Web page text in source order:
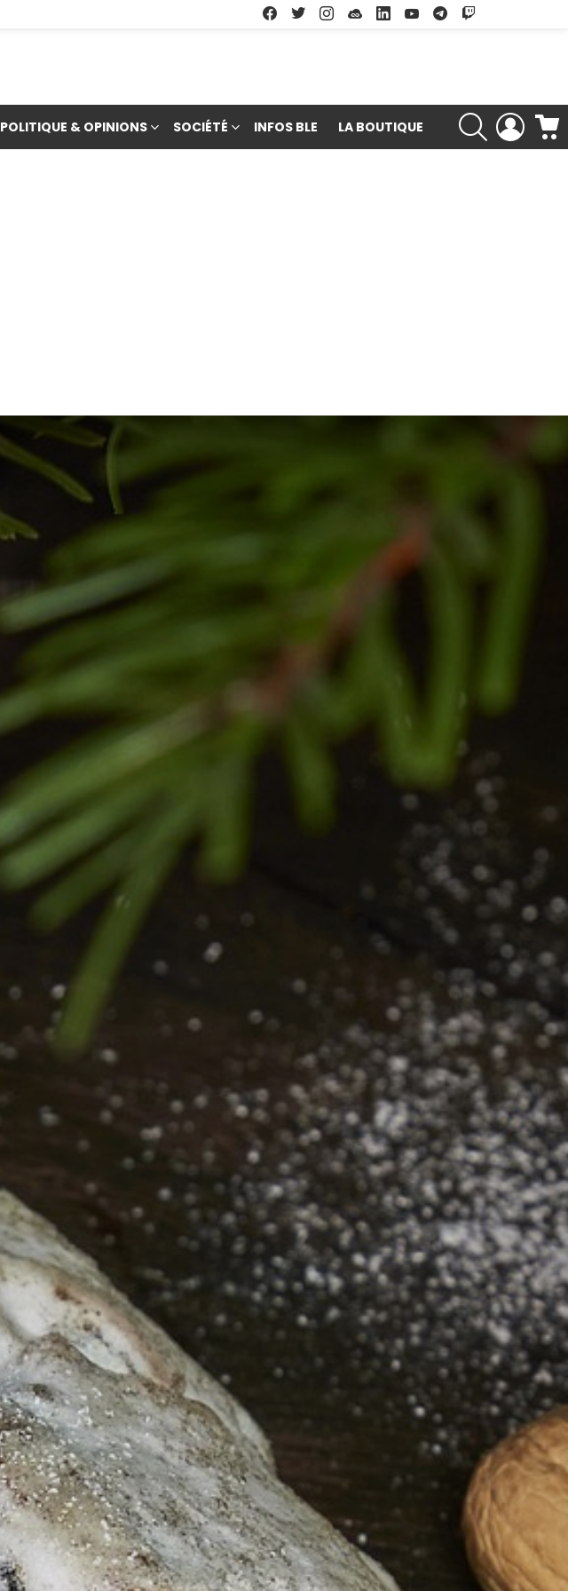
Facebook
TwitterInstagramSoundcloud
LinkedinYoutubeGoogle Play
POLITIQUE & OPINIONS SOCIÉTÉ INFOS BLE LA BOUTIQUE
RECHERCHE
LOGIN